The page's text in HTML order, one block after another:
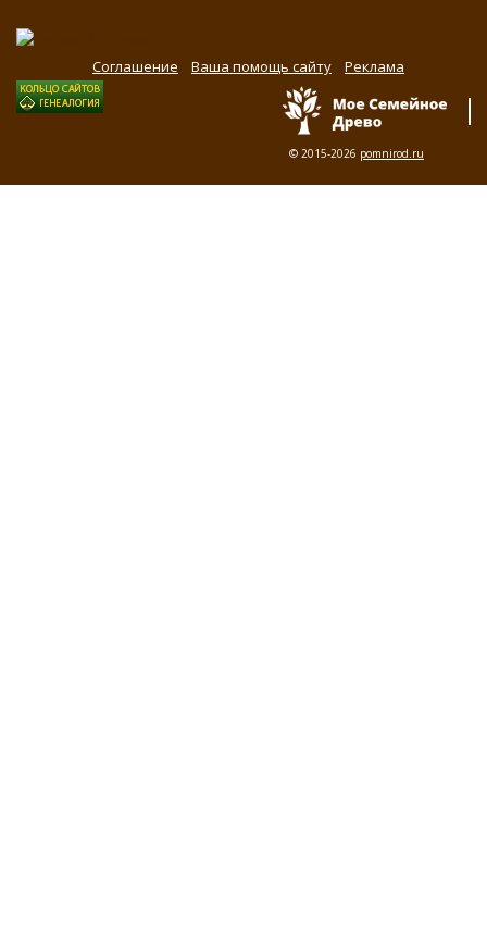
Соглашение Ваша помощь сайту Реклама
© 2015-2026 pomnirod.ru